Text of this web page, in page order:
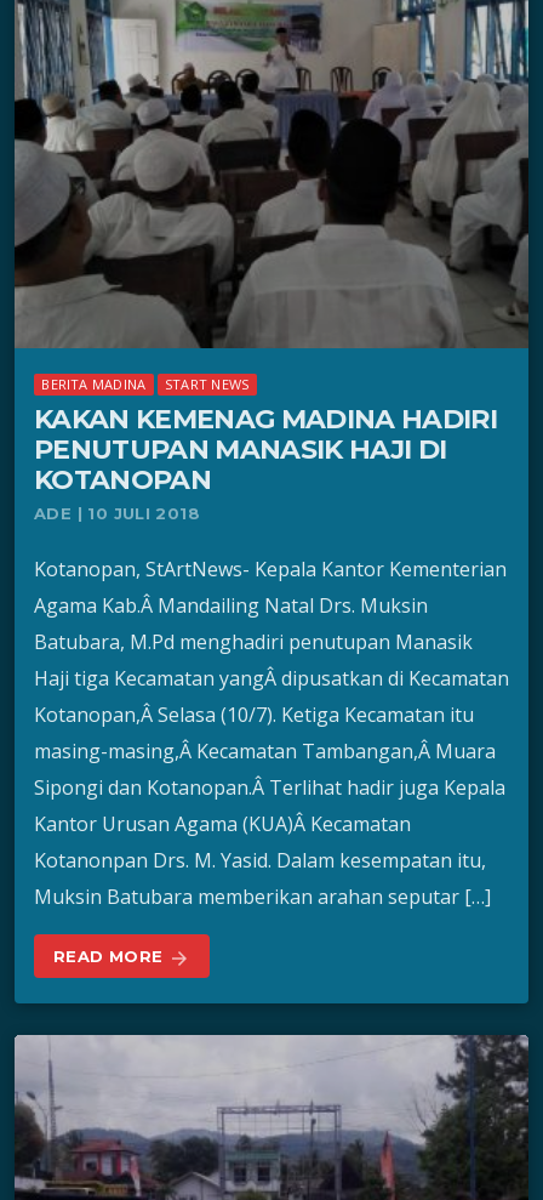
BERITA MADINA START NEWS
KAKAN KEMENAG MADINA HADIRI
PENUTUPAN MANASIK HAJI DI
KOTANOPAN
ADE | 10 JULI 2018
Kotanopan, StArtNews- Kepala Kantor Kementerian
Agama Kab.Â Mandailing Natal Drs. Muksin
Batubara, M.Pd menghadiri penutupan Manasik
Haji tiga Kecamatan yangÂ dipusatkan di Kecamatan
Kotanopan,Â Selasa (10/7). Ketiga Kecamatan itu
masing-masing,Â Kecamatan Tambangan,Â Muara
Sipongi dan Kotanopan.Â Terlihat hadir juga Kepala
Kantor Urusan Agama (KUA)Â Kecamatan
Kotanonpan Drs. M. Yasid. Dalam kesempatan itu,
Muksin Batubara memberikan arahan seputar […]
READ MORE arrow_forward